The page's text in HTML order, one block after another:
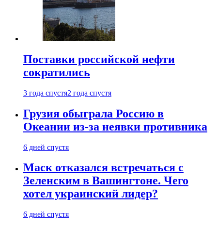
Поставки российской нефти
сократились
3 года спустя2 года спустя
Грузия обыграла Россию в
Океании из-за неявки противника
6 дней спустя
Маск отказался встречаться с
Зеленским в Вашингтоне. Чего
хотел украинский лидер?
6 дней спустя